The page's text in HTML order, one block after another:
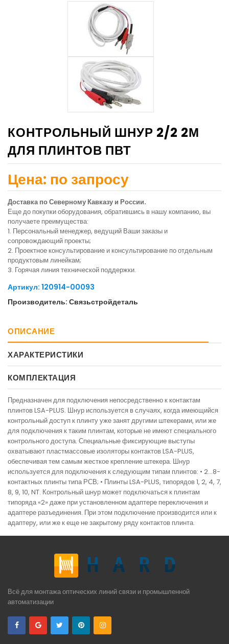
КОНТРОЛЬНЫЙ ШНУР 2/2 2М
ДЛЯ ПЛИНТОВ ПВТ
Цена: по запросу
Доставка по Северному Кавказу и России.
Еще до покупки оборудования, обратившись в нашу компанию, вы
получаете преимущества:
1. Персональный менеджер, ведущий Ваши заказы и
сопровождающий проекты;
2. Проектное консультирование и консультирование по отдельным
продуктовым линейкам;
3. Горячая линия технической поддержки.
Артикул: 120914-00093
Производитель: Связьстройдеталь
ОПИСАНИЕ
ХАРАКТЕРИСТИКИ
КОМПЛЕКТАЦИЯ
Предназначен для подключения непосредственно к контактам
плинтов LSA-PLUS. Шнур используется в случаях, когда имеющийся
контрольный доступ к плинту уже занят другими штекерами, или же
для подключения к таким плинтам, которые не имеют специального
контрольного доступа. Специальные фиксирующие выступы
охватывают пластмассовые изоляторы контактов LSA-PLUS,
обеспечивая тем самым жесткое крепление штекера. Шнур
используется для подключения к следующим типам плинтов: • 2...8-
контактных плинты типа РСВ; • Плинты LSA-PLUS, типорядов 1, 2, 4, 7,
8, 9, 10, NT. Контрольный шнур может подключаться к плинтам
типоряда «2» даже при установленном адаптере переключения и
адаптере разъединения. При этом подключение производится или к
адаптеру, или же к еще не закрытому ряду контактов плинта.
Всё для монтажа оптических линий связи и промышленной
автоматизации